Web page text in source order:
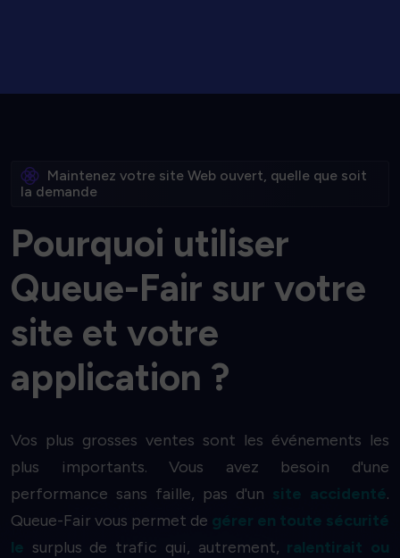
Maintenez votre site Web ouvert, quelle que soit
la demande
Pourquoi utiliser
Queue-Fair sur votre
site et votre
application ?
Vos plus grosses ventes sont les événements les
plus importants. Vous avez besoin d'une
performance sans faille, pas d'un site accidenté.
Queue-Fair vous permet de gérer en toute sécurité
le surplus de trafic qui, autrement, ralentirait ou